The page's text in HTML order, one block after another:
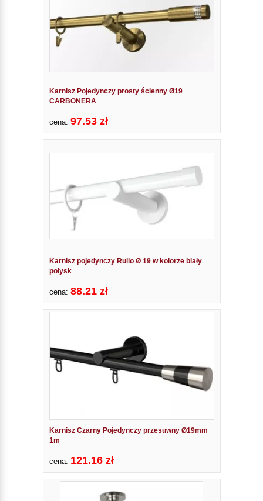
Karnisz Pojedynczy prosty ścienny Ø19
CARBONERA
cena: 97.53 zł
Karnisz pojedynczy Rullo Ø 19 w kolorze biały
połysk
cena: 88.21 zł
Karnisz Czarny Pojedynczy przesuwny Ø19mm
1m
cena: 121.16 zł